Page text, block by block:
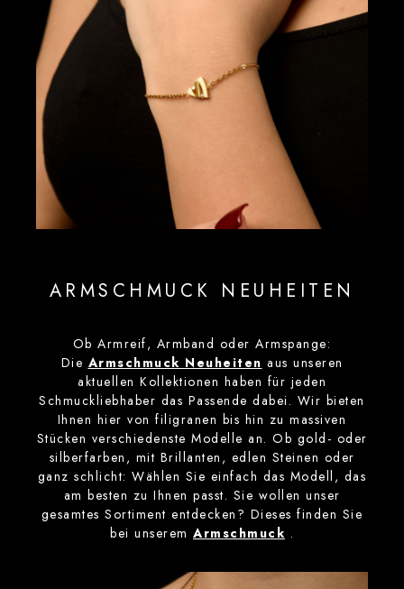
ARMSCHMUCK NEUHEITEN
Ob Armreif, Armband oder Armspange:
Die Armschmuck Neuheiten aus unseren
aktuellen Kollektionen haben für jeden
Schmuckliebhaber das Passende dabei. Wir bieten
Ihnen hier von filigranen bis hin zu massiven
Stücken verschiedenste Modelle an. Ob gold- oder
silberfarben, mit Brillanten, edlen Steinen oder
ganz schlicht: Wählen Sie einfach das Modell, das
am besten zu Ihnen passt. Sie wollen unser
gesamtes Sortiment entdecken? Dieses finden Sie
bei unserem Armschmuck .